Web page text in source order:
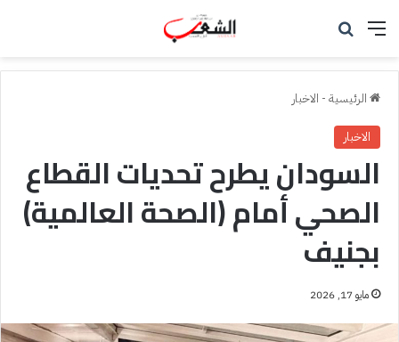
القائمة
الرئيسية - الاخبار
الاخبار
السودان يطرح تحديات القطاع
الصحي أمام (الصحة العالمية)
بجنيف
مايو 17, 2026